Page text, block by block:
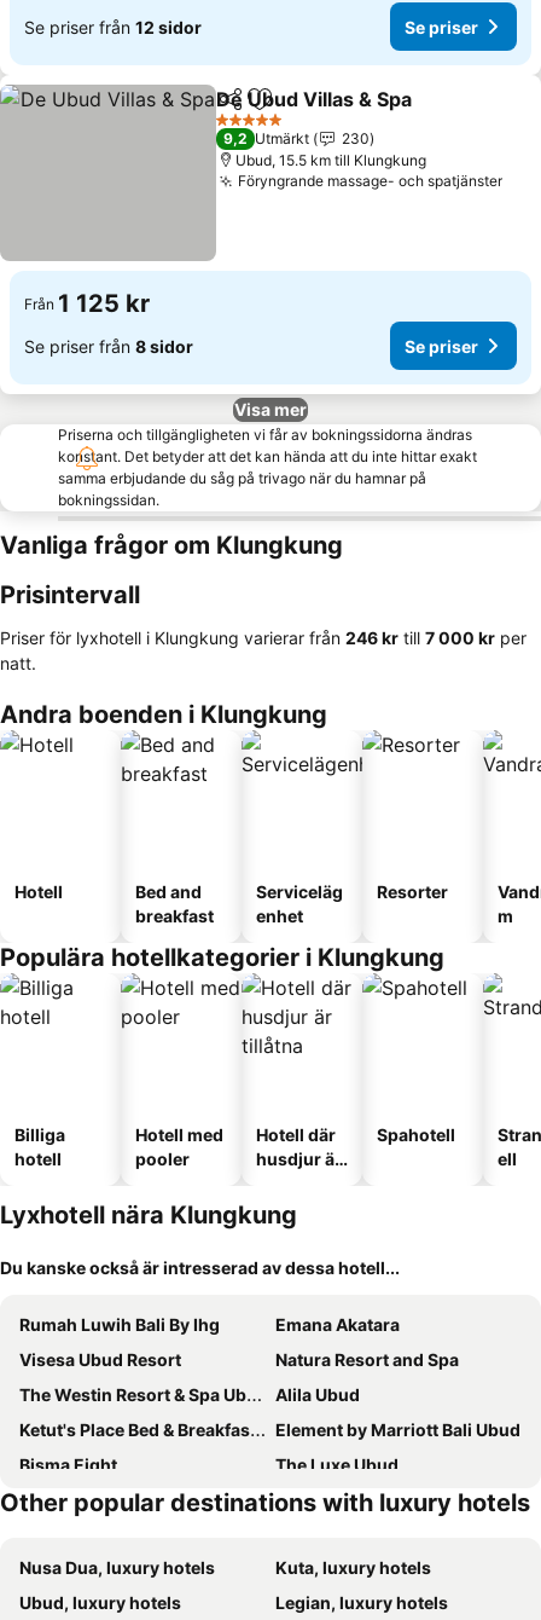
Se priser från 12 sidor Se priser
Dela Lägg till i Mina Favoriter
De Ubud Villas & Spa
5 Stjärnor
9,2 Utmärkt
230
Ubud, 15.5 km till Klungkung
Föryngrande massage- och spatjänsterSe
Från 1 125 kr
Se priser från 8 sidor Se priser
Visa mer
Priserna och tillgängligheten vi får av bokningssidorna ändras
konstant. Det betyder att det kan hända att du inte hittar exakt
samma erbjudande du såg på trivago när du hamnar på
bokningssidan.
Vanliga frågor om Klungkung
Prisintervall
Priser för lyxhotell i Klungkung varierar från ‎246 kr till ‎7 000 kr per
natt.
Andra boenden i Klungkung
Hotell
Bed and
breakfast
Serviceläg
enhet
Resorter
m
Populära hotellkategorier i Klungkung
Billiga
hotell
Hotell med
pooler
Hotell där
husdjur är
Spahotell
ell
Lyxhotell nära Klungkung
Du kanske också är intresserad av dessa hotell...
Rumah Luwih Bali By Ihg
Emana Akatara
Visesa Ubud Resort
Natura Resort and Spa
The Westin Resort & Spa Ubud, Bali
Alila Ubud
Ketut's Place Bed & Breakfast Ubud
Element by Marriott Bali Ubud
Bisma Eight
The Luxe Ubud
Kastara Resort
Plataran Ubud Hotel & Spa
Amankila
Alamdini Resort Ubud
The Valerian Villa Ubud
Batu Karang Lembongan Resort And Day Spa
Other popular destinations with luxury hotels
Nusa Dua, luxury hotels
Kuta, luxury hotels
Ubud, luxury hotels
Legian, luxury hotels